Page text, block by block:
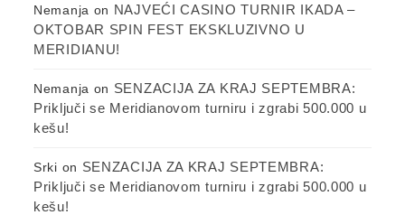
Nemanja on NAJVEĆI CASINO TURNIR IKADA –
OKTOBAR SPIN FEST EKSKLUZIVNO U
MERIDIANU!
Nemanja on SENZACIJA ZA KRAJ SEPTEMBRA:
Priključi se Meridianovom turniru i zgrabi 500.000 u
kešu!
Srki on SENZACIJA ZA KRAJ SEPTEMBRA:
Priključi se Meridianovom turniru i zgrabi 500.000 u
kešu!